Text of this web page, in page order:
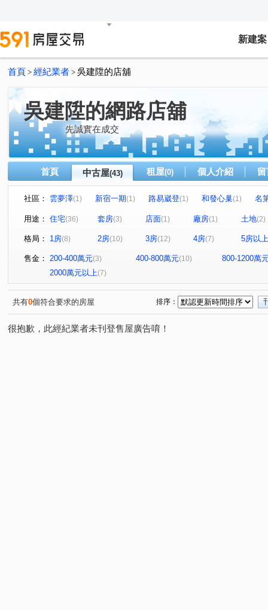
新建案
首頁 > 經紀業者 > 吳建陞的店舖
吳建陞的網路店舖
先誠實在成交
首頁 中古屋(43) 租屋(0) 個人介紹
社區： 雲夢澤(1) 新宿一期(1) 路易崴登(1) 和發心巢(1)
名
建國學苑
新潤幸福莊園(1) (1) 愛上杜拜 (1)
小富翁大學城
(1) 樂購市 (1) 歐悅NO.7(1) 臻愛加州(1)
天河大樓(1) 鴻築新巴黎(1) 新捷市(1) 陸光五村EFG區
昭揚天賦(1) 銘傳學苑
龍昌路(1) 環北路(1) 龍和二街(1) 龍城新村(1)
成章
建國路(1) 國信街 (1) 長春五路(1)
領航
向上路七段(1) 永安路(1) 華隆街(1) 賦梅路(1)
民享
永信路(1) 民族路(1) 元化路 (1)
用途： 住宅(36) 套房(3) 店面(1) 廠房(1) 土地(2)
格局： 1房(8) 2房(10) 3房(12) 4房(7) 5房以上
售金： 200-400萬元(3) 400-800萬元(10)
800-1200萬
2000萬元以上(7)
共有0個符合要求的房屋 排序：
很抱歉，此經紀業者未刊登售屋廣告唷！